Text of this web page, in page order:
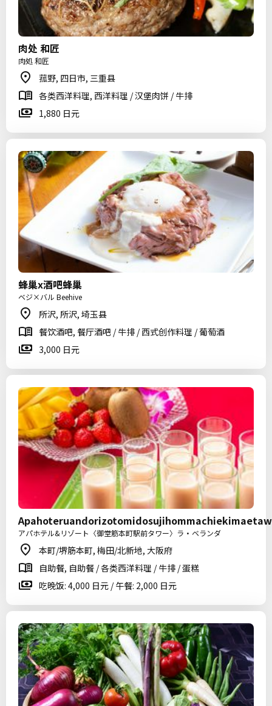
肉处 和匠
肉処 和匠
菰野, 四日市, 三重县
各类西洋料理, 西洋料理 / 汉堡肉饼 / 牛排
1,880 日元
蜂巢x酒吧蜂巢
ベジ×バル Beehive
所沢, 所沢, 埼玉县
餐饮酒吧, 餐厅酒吧 / 牛排 / 西式创作料理 / 葡萄酒
3,000 日元
アパホテル&リゾート〈御堂筋本町駅前タワー〉ラ・ベランダ
本町/堺筋本町, 梅田/北新地, 大阪府
自助餐, 自助餐 / 各类西洋料理 / 牛排 / 蛋糕
吃晚饭: 4,000 日元 / 午餐: 2,000 日元